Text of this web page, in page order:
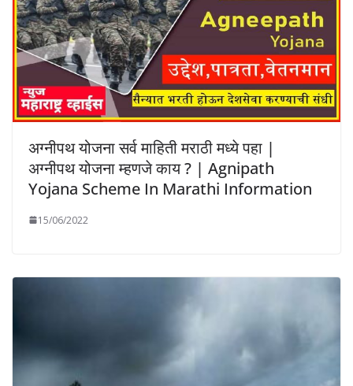
अग्नीपथ योजना सर्व माहिती मराठी मध्ये पहा |
अग्नीपथ योजना म्हणजे काय ? | Agnipath
Yojana Scheme In Marathi Information
15/06/2022